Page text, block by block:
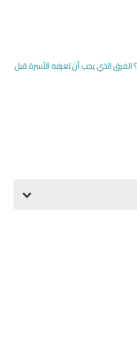
الذي يجب أن تعرفه الأسرة قبل